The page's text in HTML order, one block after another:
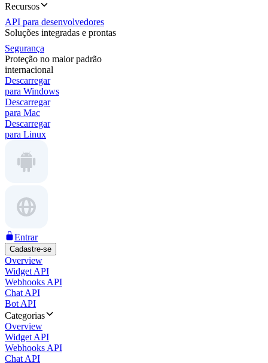
Recursos
API para desenvolvedores
Soluções integradas e prontas
Segurança
Proteção no maior padrão
internacional
Descarregar
para Windows
Descarregar
para Mac
Descarregar
para Linux
Entrar
Cadastre-se
Overview
Widget API
Webhooks API
Chat API
Bot API
Categorias
Overview
Widget API
Webhooks API
Chat API